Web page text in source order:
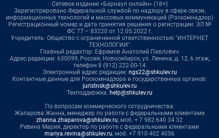
Сетевое издание «Барнаул онлайн» (18+)
Зарегистрировано Федеральной службой по надзору в сфере связи,
информационных технологий и массовых коммуникаций (Роскомнадзор)
Регистрационный номер и дата принятия решения о регистрации: ЭЛ №
ФС 77 – 83220 от 12.05.2022 г.
Учредитель: Общество с ограниченной ответственностью "ИНТЕРНЕТ
ТЕХНОЛОГИИ"
Главный редактор: Ефремов Анатолий Павлович
Адрес редакции: 630099, Россия, Новосибирск, ул. Ленина, д. 12, 6 этаж,
телефон 8 (912) 222-00-14
Электронный адрес редакции: ngs22@shkulev.ru
Контактные данные для Роскомнадзора и государственных органов:
juristnsk@shkulev.ru
Техподдержка: help@shkulev.ru
По вопросам коммерческого сотрудничества:
Жапарова Жанна, менеджер по работе с федеральными клиентами
zhanna.zhaparova@shkulev.ru, моб. + 7 982 640 34 32
Ревина Мария, директор по работе с федеральными клиентами
mariya.revina@shkulev.ru, моб. +7 910 402 4056